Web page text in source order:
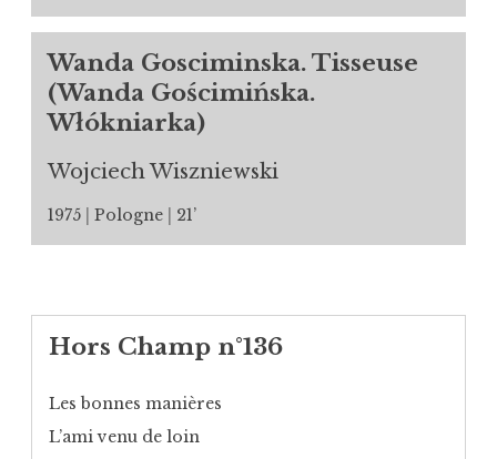
Wanda Gosciminska. Tisseuse
(Wanda Gościmińska.
Włókniarka)
Wojciech Wiszniewski
1975 Pologne 21’
Hors Champ n°136
Les bonnes manières
L’ami venu de loin